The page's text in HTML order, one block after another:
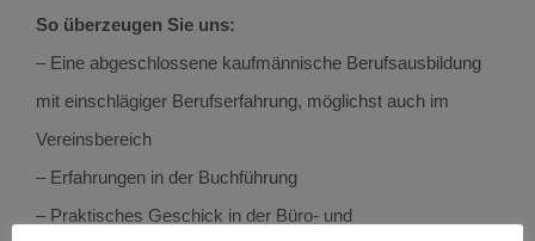
So überzeugen Sie uns:
– Eine abgeschlossene kaufmännische Berufsausbildung
mit einschlägiger Berufserfahrung, möglichst auch im
Vereinsbereich
– Erfahrungen in der Buchführung
– Praktisches Geschick in der Büro- und